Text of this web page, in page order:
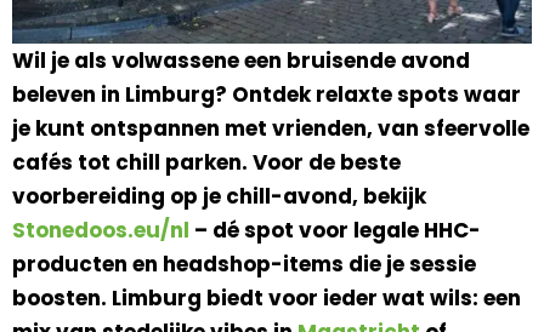
Wil je als volwassene een bruisende avond
beleven in Limburg? Ontdek relaxte spots waar
je kunt ontspannen met vrienden, van sfeervolle
cafés tot chill parken. Voor de beste
voorbereiding op je chill-avond, bekijk
Stonedoos.eu/nl – dé spot voor legale HHC-
producten en headshop-items die je sessie
boosten. Limburg biedt voor ieder wat wils: een